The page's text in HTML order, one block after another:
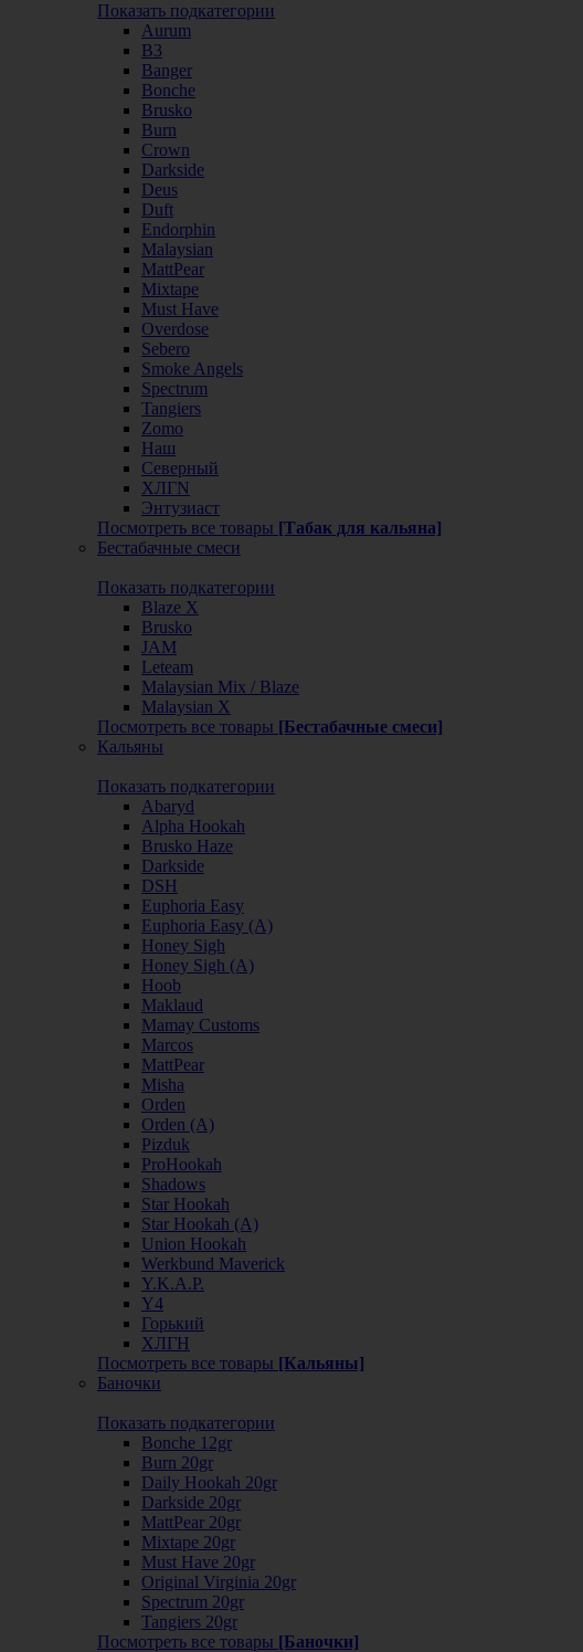
Показать подкатегории
Aurum
B3
Banger
Bonche
Brusko
Burn
Crown
Darkside
Deus
Duft
Endorphin
Malaysian
MattPear
Mixtape
Must Have
Overdose
Sebero
Smoke Angels
Spectrum
Tangiers
Zomo
Наш
Северный
ХЛГN
Энтузиаст
Посмотреть все товары [Табак для кальяна]
Бестабачные смеси
Показать подкатегории
Blaze X
Brusko
JAM
Leteam
Malaysian Mix / Blaze
Malaysian X
Посмотреть все товары [Бестабачные смеси]
Кальяны
Показать подкатегории
Abaryd
Alpha Hookah
Brusko Haze
Darkside
DSH
Euphoria Easy
Euphoria Easy (А)
Honey Sigh
Honey Sigh (А)
Hoob
Maklaud
Mamay Customs
Marcos
MattPear
Misha
Orden
Orden (А)
Pizduk
ProHookah
Shadows
Star Hookah
Star Hookah (А)
Union Hookah
Werkbund Maverick
Y.K.A.P.
Y4
Горький
ХЛГН
Посмотреть все товары [Кальяны]
Баночки
Показать подкатегории
Bonche 12gr
Burn 20gr
Daily Hookah 20gr
Darkside 20gr
MattPear 20gr
Mixtape 20gr
Must Have 20gr
Original Virginia 20gr
Spectrum 20gr
Tangiers 20gr
Посмотреть все товары [Баночки]